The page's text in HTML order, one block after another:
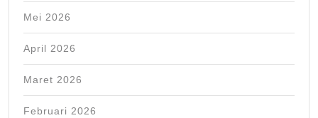
Mei 2026
April 2026
Maret 2026
Februari 2026